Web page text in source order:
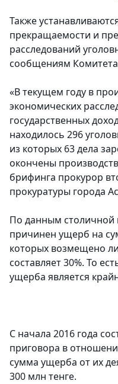
Также
прекращаемости и
расследований
сообщениям
«В текущем году в
экономических
государственных
находилось 296
из которых 63 дела
окончены
брифинга прокурор
прокуратуры города
По данным столичной
причинен ущерб на
которых возмещено
составляет 30%. То
ущерба является
С начала 2016 года
приговора в
сумма ущерба от их
300 млн тенге.